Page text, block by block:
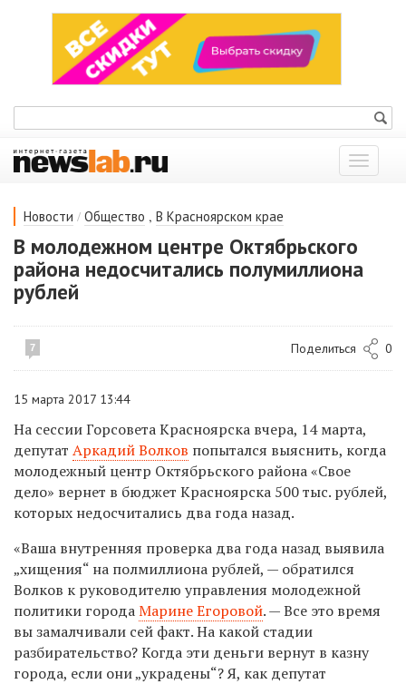
Показать
меню
Новости / Общество , В Красноярском крае
В молодежном центре Октябрьского
района недосчитались полумиллиона
рублей
7 Поделиться 0
15 марта 2017 13:44
На сессии Горсовета Красноярска вчера, 14 марта,
депутат Аркадий Волков попытался выяснить, когда
молодежный центр Октябрьского района «Свое
дело» вернет в бюджет Красноярска 500 тыс. рублей,
которых недосчитались два года назад.
«Ваша внутренняя проверка два года назад выявила
„хищения“ на полмиллиона рублей, — обратился
Волков к руководителю управления молодежной
политики городаМарине Егоровой. — Все это время
вы замалчивали сей факт. На какой стадии
разбирательство? Когда эти деньги вернут в казну
города, если они „украдены“? Я, как депутат